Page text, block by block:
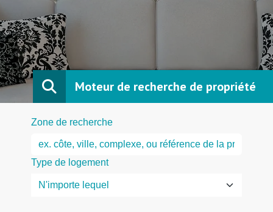
Moteur de recherche de propriété
Zone de recherche
Type de logement